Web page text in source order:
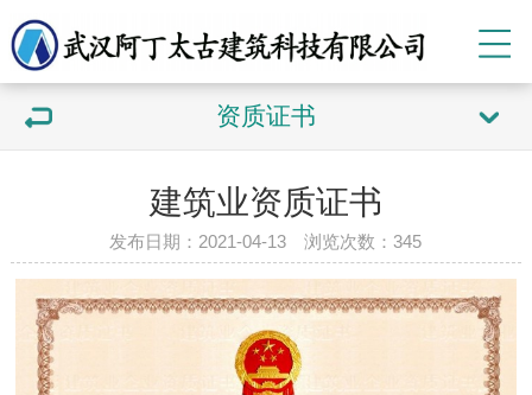
资质证书
建筑业资质证书
发布日期：2021-04-13 浏览次数：345